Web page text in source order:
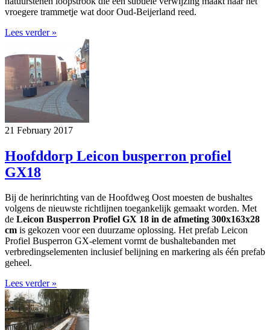
vroegere trammetje wat door Oud-Beijerland reed.
Lees verder »
21 February 2017
Hoofddorp Leicon busperron profiel
GX18
Bij de herinrichting van de Hoofdweg Oost moesten de bushaltes
volgens de nieuwste richtlijnen toegankelijk gemaakt worden. Met
de Leicon Busperron Profiel GX 18 in de afmeting 300x163x28
cm is gekozen voor een duurzame oplossing. Het prefab Leicon
Profiel Busperron GX-element vormt de bushaltebanden met
verbredingselementen inclusief belijning en markering als één prefab
geheel.
Lees verder »